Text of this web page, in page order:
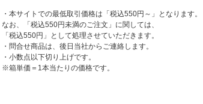
・本サイトでの最低取引価格は「税込550円～」となります。
なお、「税込550円未満のご注文」に関しては、
「税込550円」として処理させていただきます。
・問合せ商品は、後日当社からご連絡します。
・小数点以下切り上げです。
※箱単価＝1本当たりの価格です。